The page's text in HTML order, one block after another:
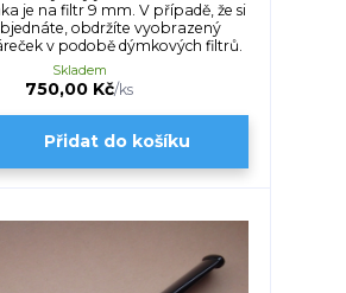
je na filtr 9 mm. V případě, že si
obdržíte vyobrazený
v podobě dýmkových filtrů.
750,00 Kč/ks
Skladem
Přidat do košíku